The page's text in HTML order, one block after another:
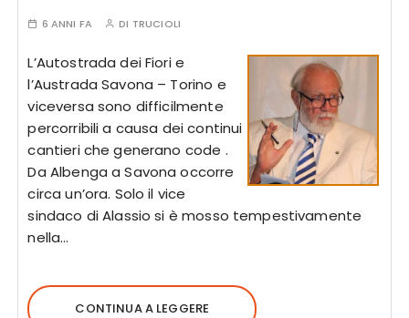
6 ANNI FA DI TRUCIOLI
L’Autostrada dei Fiori e
l’Austrada Savona – Torino e
viceversa sono difficilmente
percorribili a causa dei continui
cantieri che generano code .
Da Albenga a Savona occorre
circa un’ora. Solo il vice
sindaco di Alassio si è mosso tempestivamente
nella…
CONTINUA A LEGGERE